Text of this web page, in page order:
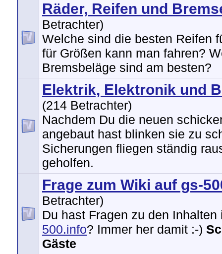
Räder, Reifen und
Betrachter)
Welche sind die besten Reifen
für Größen kann man fahren?
Bremsbeläge sind am besten?
Elektrik, Elektronik und
(214 Betrachter)
Nachdem Du die neuen
angebaut hast blinken sie zu
Sicherungen fliegen ständig
geholfen.
Frage zum Wiki auf gs-
Betrachter)
Du hast Fragen zu den
500.info? Immer her damit :-)
Gäste